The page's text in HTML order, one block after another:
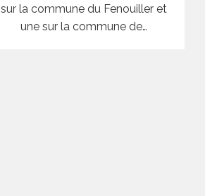
sur la commune du Fenouiller et
une sur la commune de…